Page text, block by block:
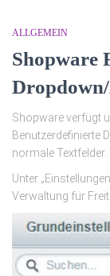
ALLGEMEIN
Shopware
Shopware verfügt
Benutzerdefinierte
normale Textfelder.
Unter
Verwaltung für